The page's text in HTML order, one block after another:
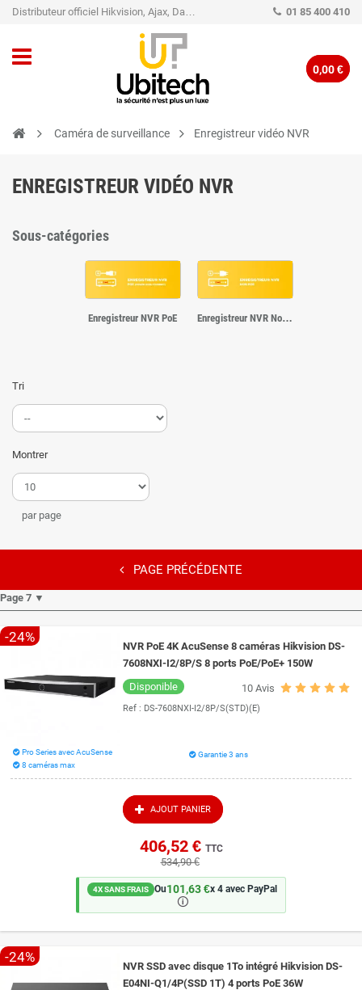
Distributeur officiel Hikvision, Ajax, Dahua, TP-Link - Caméra de vidéo surveillance - Alarme 01 85 400 410
0,00 €
Caméra de surveillance Enregistreur vidéo NVR
ENREGISTREUR VIDÉO NVR
Sous-catégories
Enregistreur NVR PoE Enregistreur NVR Non PoE
Tri
Montrer
par page
PAGE PRÉCÉDENTE
Page 7 ▼
-24%
NVR PoE 4K AcuSense 8 caméras Hikvision DS-
7608NXI-I2/8P/S 8 ports PoE/PoE+ 150W
10Avis
Disponible
Ref : DS-7608NXI-I2/8P/S(STD)(E)
Pro Series avec AcuSense
8 caméras max
Garantie 3 ans
AJOUT PANIER
406,52 € TTC
534,90 €
4X SANS FRAIS Ou101,63 €x 4 avec PayPal
🛈
-24%
NVR SSD avec disque 1To intégré Hikvision DS-
E04NI-Q1/4P(SSD 1T) 4 ports PoE 36W